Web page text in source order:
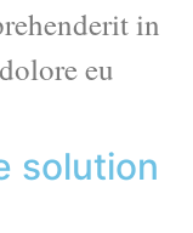
in
eu
solution